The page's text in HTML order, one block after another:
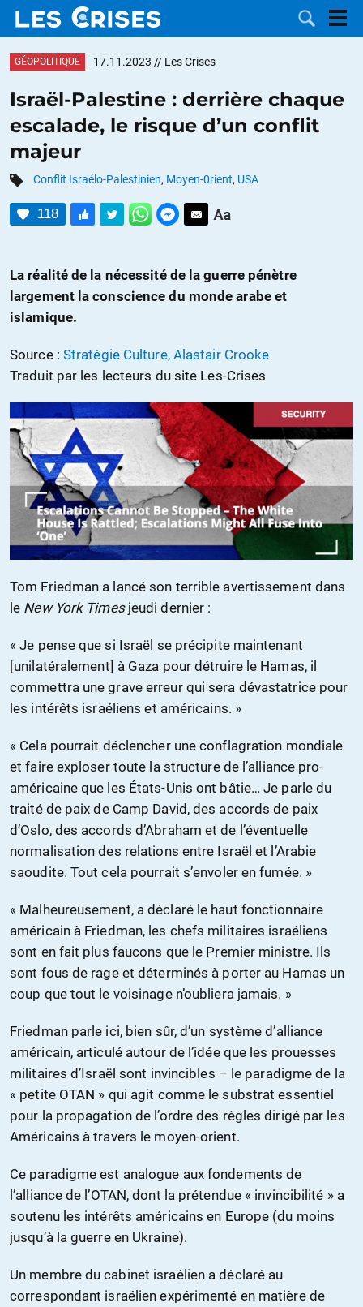
DOSSIERS
CATÉGORIES
MOTS CLÉS
CONTACTER
FAIRE UN
GÉOPOLITIQUE 17.11.2023 // Les Crises
Israël-Palestine : derrière chaque
escalade, le risque d’un conflit
majeur
Conflit Israélo-Palestinien, Moyen-0rient, USA
118
La réalité de la nécessité de la guerre pénètre
largement la conscience du monde arabe et
islamique.
Source : Stratégie Culture, Alastair Crooke
Traduit par les lecteurs du site Les-Crises
Tom Friedman a lancé son terrible avertissement dans
le New York Timesjeudi dernier :
« Je pense que si Israël se précipite maintenant
[unilatéralement] à Gaza pour détruire le Hamas, il
commettra une grave erreur qui sera dévastatrice pour
les intérêts israéliens et américains. »
« Cela pourrait déclencher une conflagration mondiale
et faire exploser toute la structure de l’alliance pro-
américaine que les États-Unis ont bâtie… Je parle du
traité de paix de Camp David, des accords de paix
d’Oslo, des accords d’Abraham et de l’éventuelle
normalisation des relations entre Israël et l’Arabie
saoudite. Tout cela pourrait s’envoler en fumée. »
« Malheureusement, a déclaré le haut fonctionnaire
américain à Friedman, les chefs militaires israéliens
sont en fait plus faucons que le Premier ministre. Ils
sont fous de rage et déterminés à porter au Hamas un
coup que tout le voisinage n’oubliera jamais. »
Friedman parle ici, bien sûr, d’un système d’alliance
américain, articulé autour de l’idée que les prouesses
militaires d’Israël sont invincibles – le paradigme de la
« petite OTAN » qui agit comme le substrat essentiel
pour la propagation de l’ordre des règles dirigé par les
Américains à travers le moyen-orient.
Ce paradigme est analogue aux fondements de
l’alliance de l’OTAN, dont la prétendue « invincibilité » a
soutenu les intérêts américains en Europe (du moins
jusqu’à la guerre en Ukraine).
Un membre du cabinet israélien a déclaré au
correspondant israélien expérimenté en matière de